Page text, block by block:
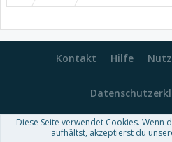
Kontakt Hilfe
Forum software by XenForo™
Diese Seite verwendet Cookies. Wenn
aufhältst, akzeptierst du